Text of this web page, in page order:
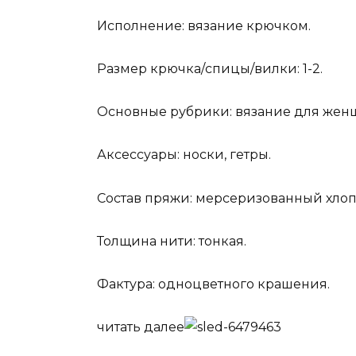
Исполнение: вязание крючком.
Размер крючка/спицы/вилки: 1-2.
Основные рубрики: вязание для
Аксессуары: носки, гетры.
Состав пряжи: мерсеризованный
Толщина нити: тонкая.
Фактура: одноцветного крашения.
читать далее